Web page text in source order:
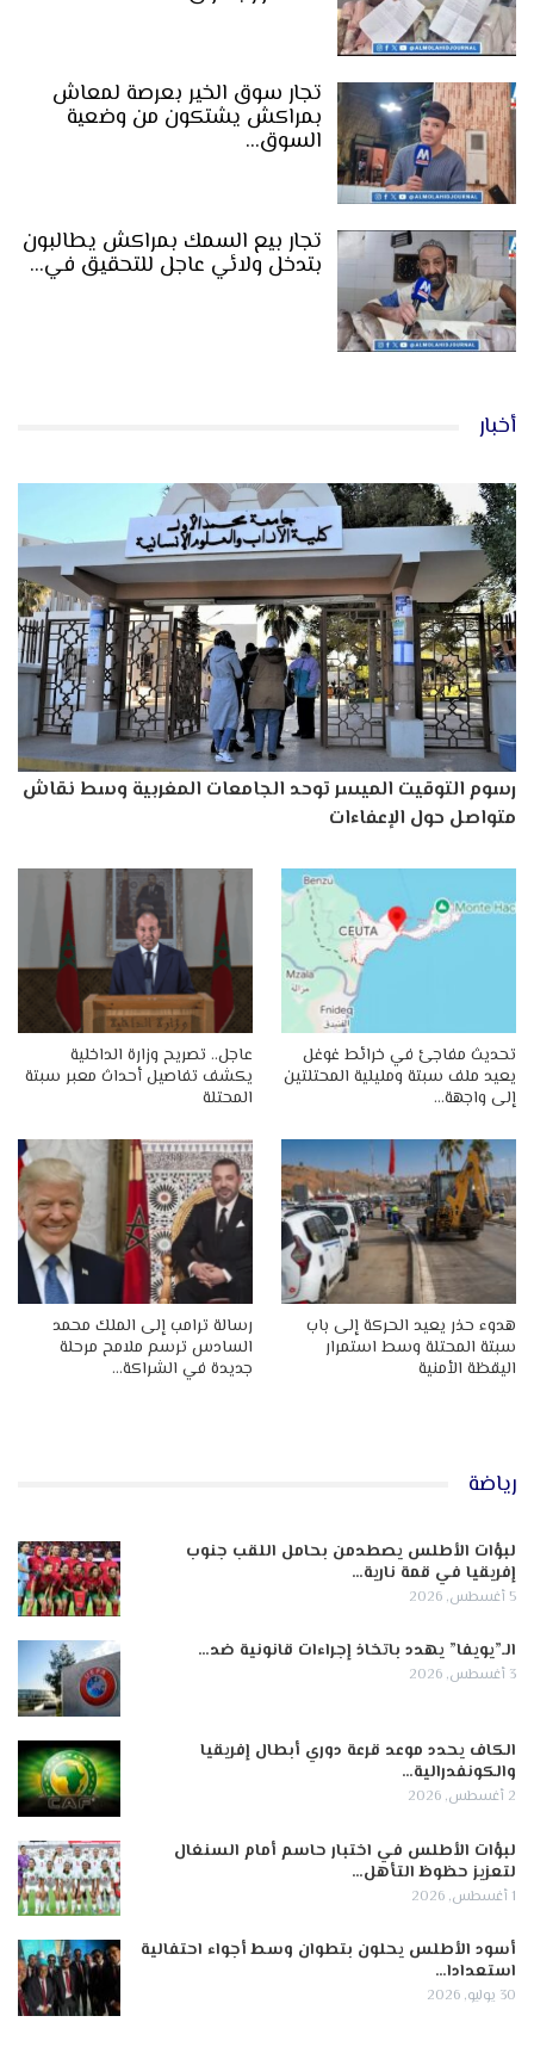
تجار سوق الخير بعرصة لمعاش
بمراكش يشتكون من وضعية
السوق…
تجار بيع السمك بمراكش يطالبون
بتدخل ولائي عاجل للتحقيق في…
أخبار
رسوم التوقيت الميسر توحد الجامعات المغربية وسط نقاش
متواصل حول الإعفاءات
تحديث مفاجئ في خرائط غوغل
يعيد ملف سبتة ومليلية المحتلتين
إلى واجهة…
عاجل.. تصريح وزارة الداخلية
يكشف تفاصيل أحداث معبر سبتة
المحتلة
هدوء حذر يعيد الحركة إلى باب
سبتة المحتلة وسط استمرار
اليقظة الأمنية
رسالة ترامب إلى الملك محمد
السادس ترسم ملامح مرحلة
جديدة في الشراكة…
رياضة
لبؤات الأطلس يصطدمن بحامل اللقب جنوب
إفريقيا في قمة نارية…
5 أغسطس, 2026
الـ”يويفا” يهدد باتخاذ إجراءات قانونية ضد…
3 أغسطس, 2026
الكاف يحدد موعد قرعة دوري أبطال إفريقيا
والكونفدرالية…
2 أغسطس, 2026
لبؤات الأطلس في اختبار حاسم أمام السنغال
لتعزيز حظوظ التأهل…
1 أغسطس, 2026
أسود الأطلس يحلون بتطوان وسط أجواء احتفالية
استعدادا…
30 يوليو, 2026